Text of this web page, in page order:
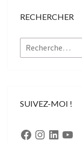
RECHERCHER
Rechercher :
SUIVEZ-MOI !
Facebook
Instagram
LinkedIn